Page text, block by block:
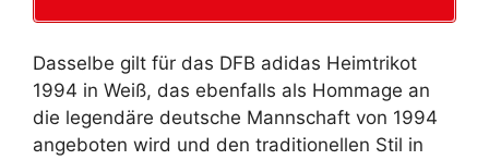
Dasselbe gilt für das DFB adidas Heimtrikot
1994 in Weiß, das ebenfalls als Hommage an
die legendäre deutsche Mannschaft von 1994
angeboten wird und den traditionellen Stil in